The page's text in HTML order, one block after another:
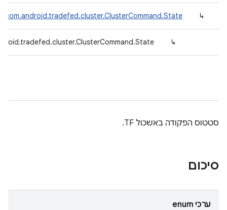
↳
com.android.tradefed.cluster.ClusterCommand.State
↳
סטטוס הפקודה באשכול TF.
סיכום
ערכי enum